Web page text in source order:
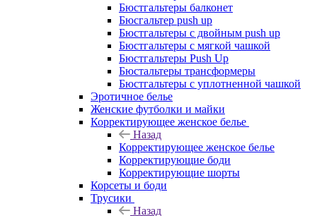
Бюстгальтеры балконет
Бюсгальтер push up
Бюстгальтеры с двойным push up
Бюстгальтеры с мягкой чашкой
Бюстгальтеры Push Up
Бюстальтеры трансформеры
Бюстгальтеры с уплотненной чашкой
Эротичное белье
Женские футболки и майки
Корректирующее женское белье
Назад
Корректирующее женское белье
Корректирующие боди
Корректирующие шорты
Корсеты и боди
Трусики
Назад